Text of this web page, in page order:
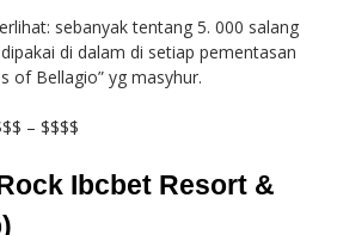
sebanyak tentang 5. 000 salang
di dalam di setiap pementasan
of Bellagio” yg masyhur.
– $$$$
Ibcbet Resort &